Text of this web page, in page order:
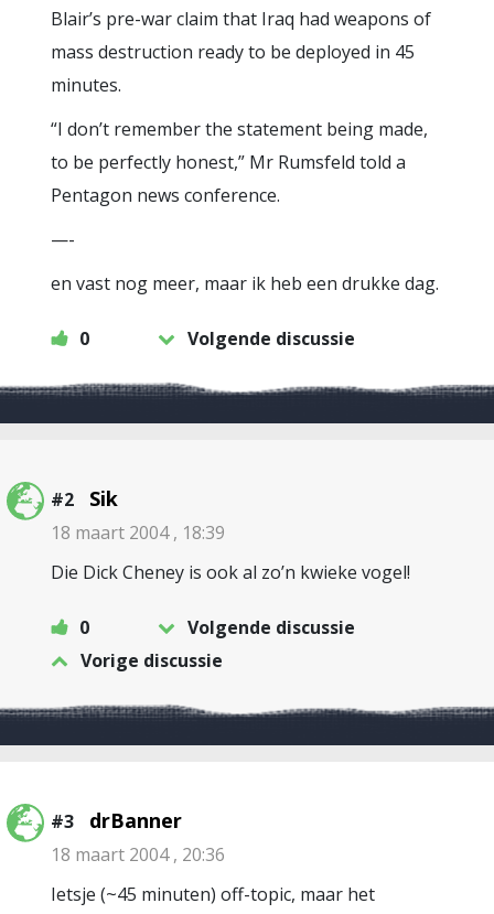
Blair’s pre-war claim that Iraq had weapons of
mass destruction ready to be deployed in 45
minutes.
“I don’t remember the statement being made,
to be perfectly honest,” Mr Rumsfeld told a
Pentagon news conference.
—-
en vast nog meer, maar ik heb een drukke dag.
0 Volgende discussie
#2 Sik
18 maart 2004 , 18:39
Die Dick Cheney is ook al zo’n kwieke vogel!
0
Volgende discussie
Vorige discussie
#3 drBanner
18 maart 2004 , 20:36
Ietsje (~45 minuten) off-topic, maar het